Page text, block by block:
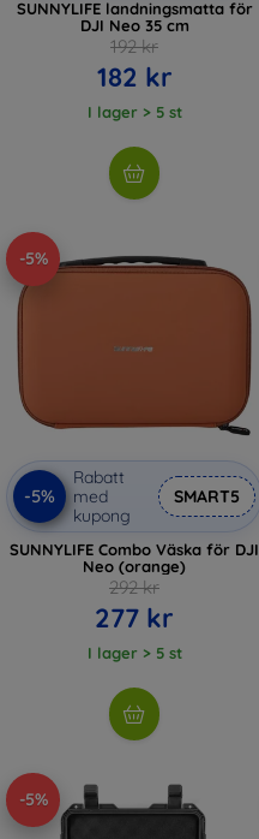
SUNNYLIFE landningsmatta för
DJI Neo 35 cm
192 kr
182 kr
I lager > 5 st
-5%
-5%
Rabatt
med
kupong
SMART5
SUNNYLIFE Combo Väska för DJI
Neo (orange)
292 kr
277 kr
I lager > 5 st
-5%